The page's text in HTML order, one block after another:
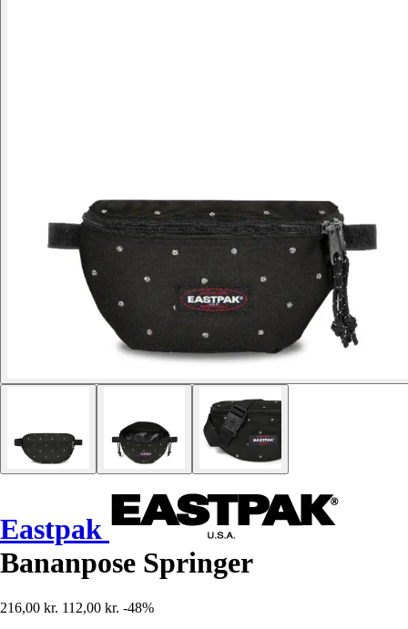
Eastpak
Bananpose Springer
216,00 kr. 112,00 kr. -48%